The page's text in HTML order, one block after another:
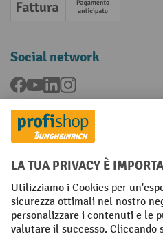
Fattura Pagamento
Social network
Facebook
YouTubeLinkedInInstagram
Condizioni Generali di Vendita
Dichiarazione di protezione
Impostazioni sulla privacy